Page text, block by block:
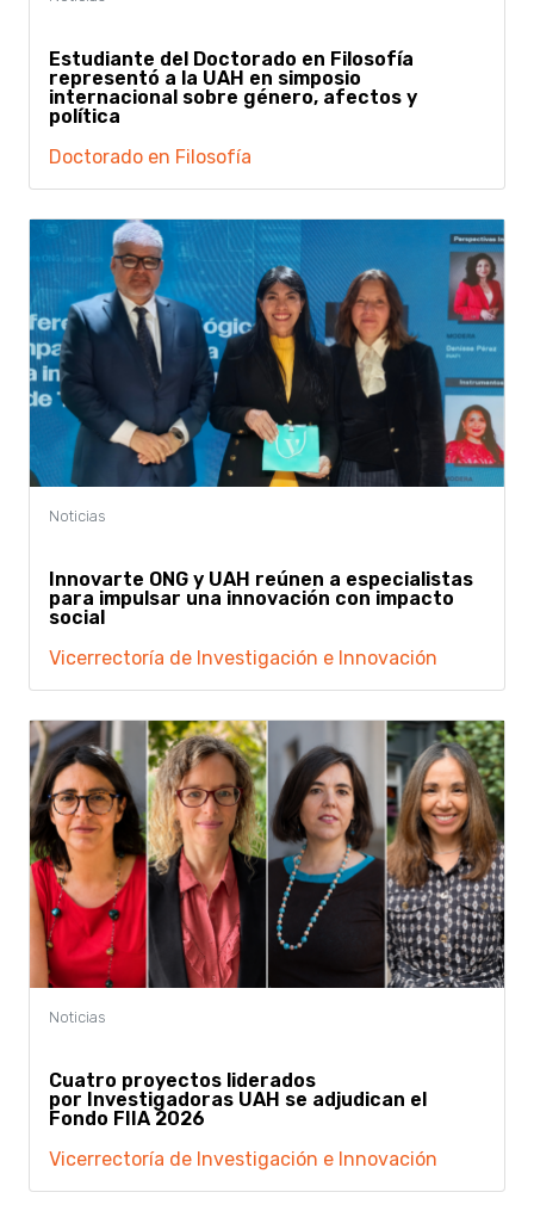
Estudiante del Doctorado en Filosofía
representó a la UAH en simposio
internacional sobre género, afectos y
política
Doctorado en Filosofía
Innovarte ONG y UAH reúnen a especialistas
para impulsar una innovación con impacto
social
Vicerrectoría de Investigación e Innovación
Cuatro proyectos liderados
por Investigadoras UAH se adjudican el
Fondo FIIA 2026
Vicerrectoría de Investigación e Innovación